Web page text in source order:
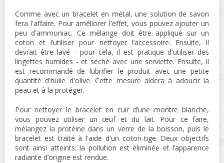
Comme avec un bracelet en métal, une solution de savon
fera l'affaire. Pour améliorer l'effet, vous pouvez ajouter un
peu d'ammoniac. Ce mélange doit être appliqué sur un
coton et l’utiliser pour nettoyer l’accessoire. Ensuite, il
devrait être lavé - pour cela, il est pratique d'utiliser des
lingettes humides - et séché avec une serviette. Ensuite, il
est recommandé de lubrifier le produit avec une petite
quantité d'huile d'olive. Cette mesure aidera à adoucir la
peau et à la protéger.
Pour nettoyer le bracelet en cuir d’une montre blanche,
vous pouvez utiliser un œuf et du lait. Pour ce faire,
mélangez la protéine dans un verre de la boisson, puis le
bracelet est traité à l'aide d'un coton-tige. Deux objectifs
sont ainsi atteints: la pollution est éliminée et l’apparence
radiante d’origine est rendue.